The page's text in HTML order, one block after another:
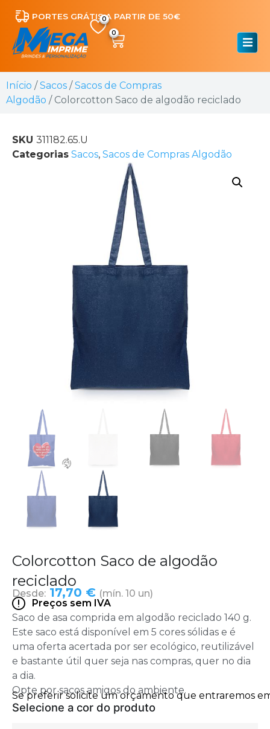
PORTES GRÁTIS A PARTIR DE 50€
0
Início /Sacos /Sacos de Compras
Algodão / Colorcotton Saco de algodão reciclado
SKU 311182.65.U
Categorias Sacos, Sacos de Compras Algodão
Colorcotton Saco de algodão
reciclado
Desde: 17,70 € (mín. 10 un)
Preços sem IVA
Saco de asa comprida em algodão reciclado 140 g.
Este saco está disponível em 5 cores sólidas e é
uma oferta acertada por ser ecológico, reutilizável
e bastante útil quer seja nas compras, quer no dia
a dia.
Opte por sacos amigos do ambiente.